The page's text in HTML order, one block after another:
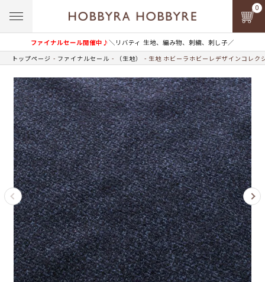
ファイナルセール開催中♪＼リバティ 生地、編み物、刺繍、刺し子／
0
トップページ ファイナルセール （生地） 生地 ホビーラホビーレデザインコレク